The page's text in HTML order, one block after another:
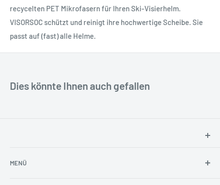
recycelten PET Mikrofasern für Ihren Ski-Visierhelm.
VISORSOC schützt und reinigt ihre hochwertige Scheibe. Sie
passt auf (fast) alle Helme.
Dies könnte Ihnen auch gefallen
MENÜ